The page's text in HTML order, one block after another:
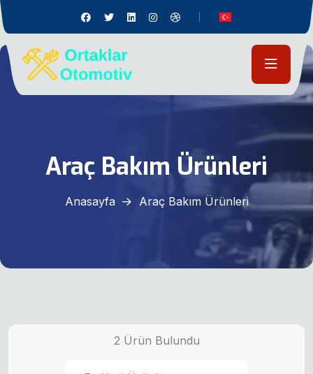
Araç Bakım Ürünleri
Anasayfa Araç Bakım Ürünleri
2 Ürün Bulundu